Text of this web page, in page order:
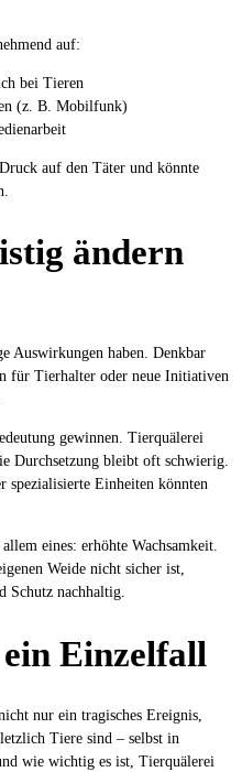
auf:
bei Tieren
(z. B. Mobilfunk)
auf den Täter und könnte
ändern
Auswirkungen haben. Denkbar
für Tierhalter oder neue Initiativen
gewinnen. Tierquälerei
Durchsetzung bleibt oft schwierig.
spezialisierte Einheiten könnten
eines: erhöhte Wachsamkeit.
Weide nicht sicher ist,
Schutz nachhaltig.
Einzelfall
nur ein tragisches Ereignis,
Tiere sind – selbst in
wie wichtig es ist, Tierquälerei